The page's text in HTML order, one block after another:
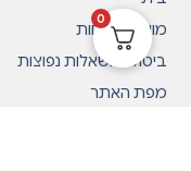
מועדון לקוחות
ביטולים ושאלות נפוצות
מפת האתר
0